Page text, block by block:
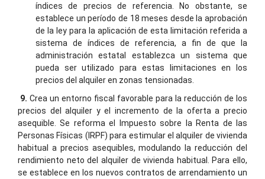
índices de precios de referencia. No obstante, se
establece un período de 18 meses desde la aprobación
de la ley para la aplicación de esta limitación referida a
sistema de índices de referencia, a fin de que la
administración estatal establezca un sistema que
pueda ser utilizado para estas limitaciones en los
precios del alquiler en zonas tensionadas.
9. Crea un entorno fiscal favorable para la reducción de los
precios del alquiler y el incremento de la oferta a precio
asequible. Se reforma el Impuesto sobre la Renta de las
Personas Físicas (IRPF) para estimular el alquiler de vivienda
habitual a precios asequibles, modulando la reducción del
rendimiento neto del alquiler de vivienda habitual. Para ello,
se establece en los nuevos contratos de arrendamiento un